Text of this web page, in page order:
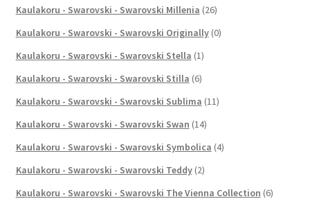
Kaulakoru - Swarovski - Swarovski Millenia (26)
Kaulakoru - Swarovski - Swarovski Originally (0)
Kaulakoru - Swarovski - Swarovski Stella (1)
Kaulakoru - Swarovski - Swarovski Stilla (6)
Kaulakoru - Swarovski - Swarovski Sublima (11)
Kaulakoru - Swarovski - Swarovski Swan (14)
Kaulakoru - Swarovski - Swarovski Symbolica (4)
Kaulakoru - Swarovski - Swarovski Teddy (2)
Kaulakoru - Swarovski - Swarovski The Vienna Collection (6)